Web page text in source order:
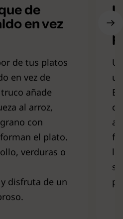
de
en vez
de tus platos
en vez de
añade
al arroz,
con
el plato.
verduras o
disfruta de un